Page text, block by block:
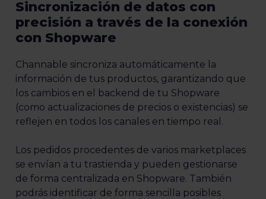
Sincronización de datos con
precisión a través de la conexión
con Shopware
Channable sincroniza automáticamente la
información de tus productos, garantizando que
los cambios en el backend de tu Shopware
(como actualizaciones de precios o existencias) se
reflejen en todos los canales en tiempo real.
Los pedidos procedentes de varios marketplaces
se envían a tu trastienda y pueden gestionarse
de forma centralizada en Shopware. También
podrás identificar de forma sencilla posibles